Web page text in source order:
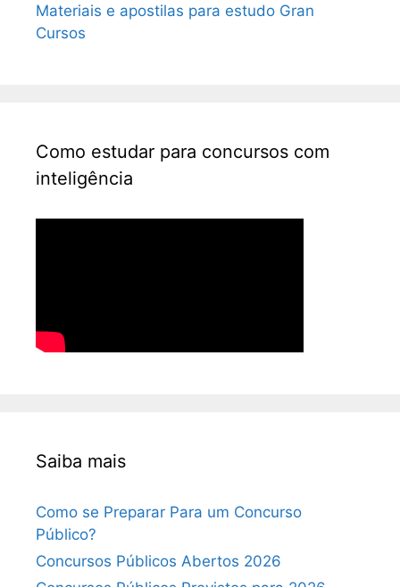
Materiais e apostilas para estudo Gran
Cursos
Como estudar para concursos com
inteligência
Saiba mais
Como se Preparar Para um Concurso
Público?
Concursos Públicos Abertos 2026